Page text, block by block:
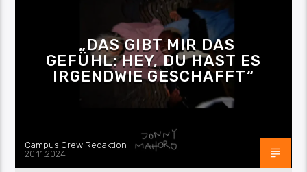
„DAS GIBT MIR DAS
GEFÜHL: HEY, DU HAST ES
IRGENDWIE GESCHAFFT“
Campus Crew Redaktion
20.11.2024